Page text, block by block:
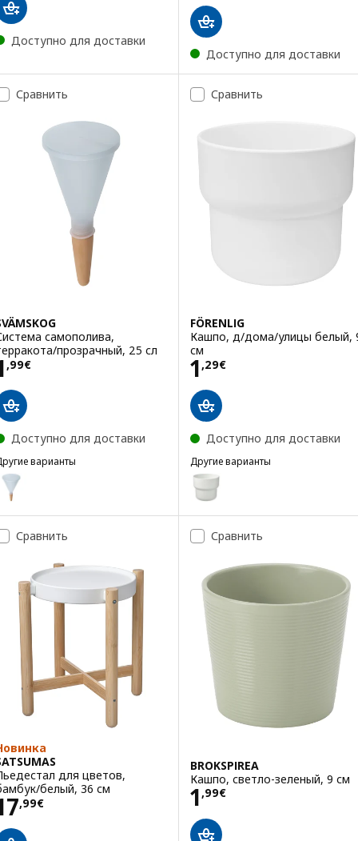
Доступно для доставки
Доступно для доставки
Сравнить
самополива,
прозрачный, 25 сл
,99€ 1,99€
Доступно для доставки
варианты
SVÄMSKOG, Система самополива, терракота/
Сравнить
FÖRENLIG
Кашпо, д/дома/улицы белый,
см
1,29€
Цена 1,29€
Доступно для доставки
Другие варианты
FÖRENLIG
Вариант: FÖRENLIG, Кашпо,
Сравнить
для цветов,
белый, 36 см
,99€ 17,99€
Сравнить
BROKSPIREA
Кашпо, светло-зеленый, 9 см
1,99€
Цена 1,99€